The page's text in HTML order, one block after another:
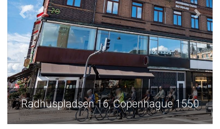
16, Copenhague 1550 Radhuspladsen